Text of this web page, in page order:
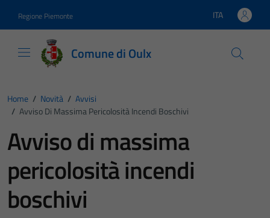
Regione Piemonte Lingua attiva:
ITA
Comune di Oulx
Home / Novità / Avvisi
/ Avviso Di Massima Pericolosità Incendi Boschivi
Avviso di massima
pericolosità incendi
boschivi